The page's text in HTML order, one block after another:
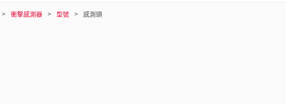
衝擊感測器 型號 感測頭